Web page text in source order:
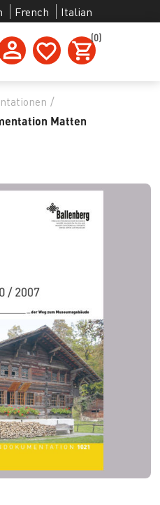
French Italian
(0)
/
Matten